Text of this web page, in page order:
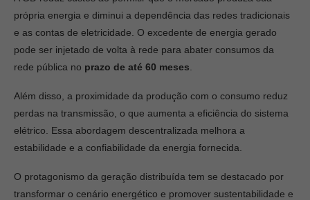
própria energia e diminui a dependência das redes tradicionais
e as contas de eletricidade. O excedente de energia gerado
pode ser injetado de volta à rede para abater consumos da
rede pública no prazo de até 60 meses
Além disso, a proximidade da produção com o consumo reduz
perdas na transmissão, o que aumenta a eficiência do sistema
elétrico. Essa abordagem descentralizada melhora a
estabilidade e a confiabilidade da energia fornecida.
O protagonismo da geração distribuída tem se destacado por
transformar o cenário energético e promover sustentabilidade e